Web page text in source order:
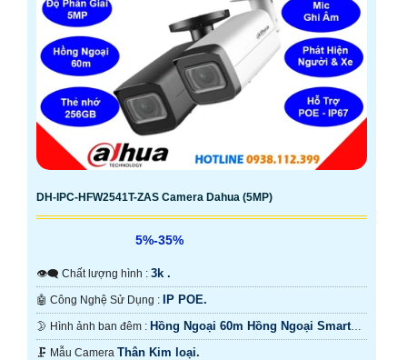
DH-IPC-HFW2541T-ZAS Camera Dahua (5MP)
5%-35%
👁️‍🗨 Chất lượng hình : 3k .
🤖️ Công Nghệ Sử Dụng : IP POE.
🌛 Hình ảnh ban đêm : Hồng Ngoại 60m Hồng Ngoại Smart
IR.🗜️ Mẫu Camera Thân Kim loại.